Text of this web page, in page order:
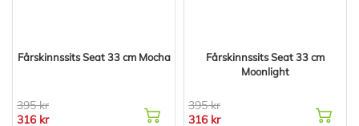
Fårskinnssits Seat 33 cm Mocha
395 kr
316 kr
Fårskinnssits Seat 33 cm
Moonlight
395 kr
316 kr